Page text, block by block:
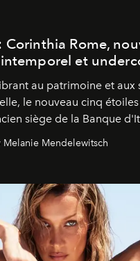
Corinthia Rome,
et
au patrimoine et aux
le nouveau cinq
siège de la Banque
dans toute son
Mendelewitsch